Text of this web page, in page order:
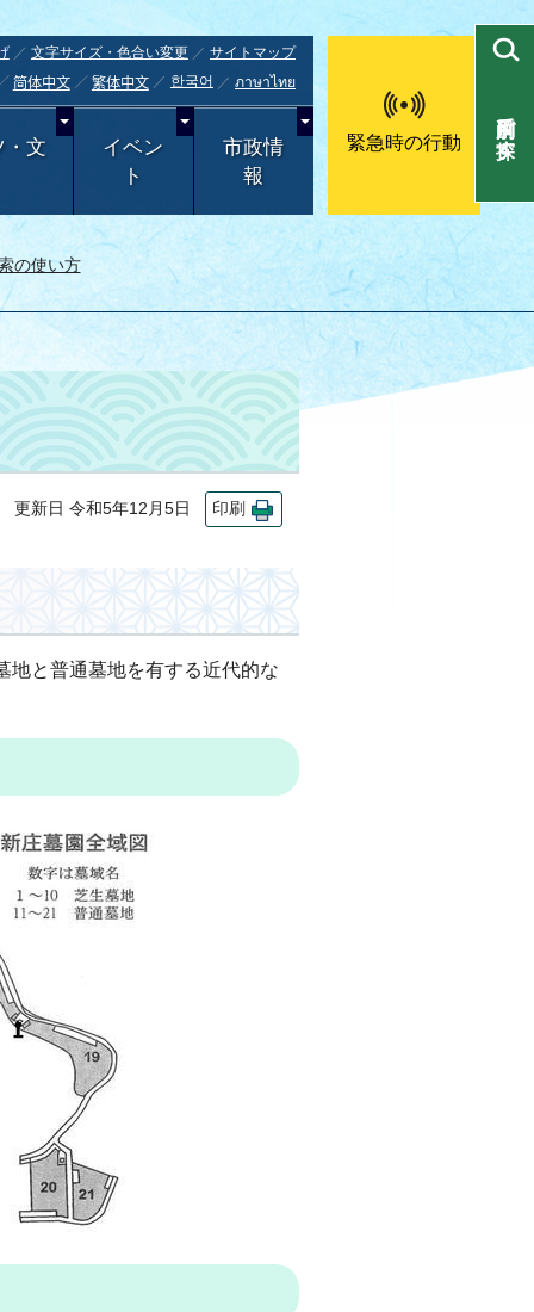
文字サイズ・色合い変更
サイトマップ
简体中文 繁体中文 한국어 ภาษาไทย
・文
イベン
ト
市政情
報
緊急時の行動
の使い方
目的別で探す
更新日 令和5年12月5日 印刷
地と普通墓地を有する近代的な